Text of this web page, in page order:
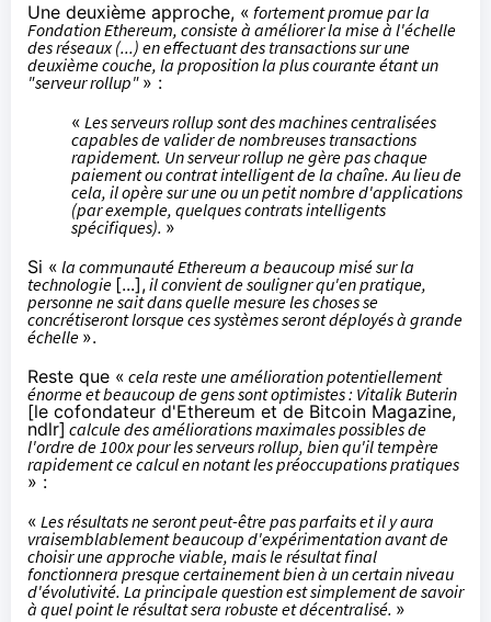
Une deuxième approche, « fortement promuepar la
Fondation Ethereum, consiste à améliorer la mise à l'échelle
des réseaux (...) en effectuant des transactions sur une
deuxième couche, la proposition la plus courante étant un
"serveur rollup" » :
« Les serveurs rollup sont des machines centralisées
capables de valider de nombreuses transactions
rapidement. Un serveur rollup ne gère pas chaque
paiement ou contrat intelligent de la chaîne. Au lieu de
cela, il opère sur une ou un petit nombre d'applications
(par exemple, quelques contrats intelligents
spécifiques). »
Si « la communauté Ethereum a beaucoup misé sur la
technologie [...],il convient de souligner qu'en pratique,
personne ne sait dans quelle mesure les choses se
concrétiseront lorsque ces systèmes seront déployés à grande
échelle ».
Reste que « cela reste une amélioration potentiellement
énorme et beaucoup de gens sont optimistes : Vitalik Buterin
[le cofondateur d'Ethereum et de Bitcoin Magazine,
ndlr] calcule des améliorations maximales possibles de
l'ordre de 100x pour les serveurs rollup, bien qu'il tempère
rapidement ce calcul en notant les préoccupations pratiques
» :
« Les résultats ne seront peut-être pas parfaits et il y aura
vraisemblablement beaucoup d'expérimentation avant de
choisir une approche viable, mais le résultat final
fonctionnera presque certainement bien à un certain niveau
d'évolutivité. La principale question est simplement de savoir
à quel point le résultat sera robuste et décentralisé. »